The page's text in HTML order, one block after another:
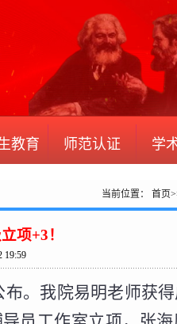
教育 师范认证 学
当前位置： 首页
项+3！
19:59
。我院易明老师获